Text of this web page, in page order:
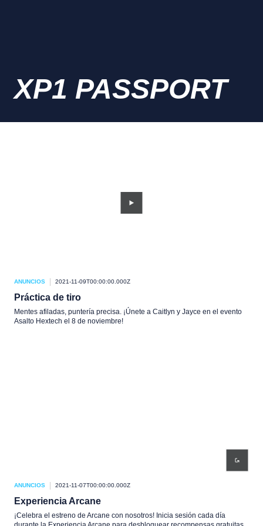
XP1 PASSPORT
ANUNCIOS 2021-11-09T00:00:00.000Z
Práctica de tiro
Mentes afiladas, puntería precisa. ¡Únete a Caitlyn y Jayce en el evento
Asalto Hextech el 8 de noviembre!
ANUNCIOS 2021-11-07T00:00:00.000Z
Experiencia Arcane
¡Celebra el estreno de Arcane con nosotros! Inicia sesión cada día